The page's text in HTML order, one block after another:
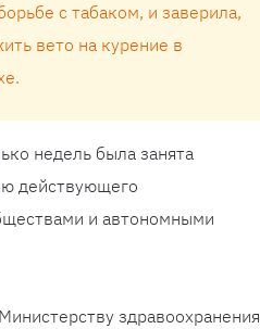
с табаком, и заверила,
вето на курение в
недель была занята
действующего
и автономными
здравоохранения